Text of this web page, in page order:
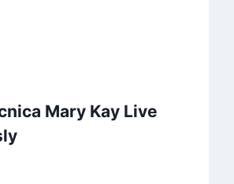
Mary Kay Live